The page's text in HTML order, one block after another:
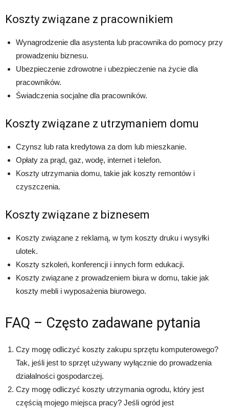
Koszty związane z pracownikiem
Wynagrodzenie dla asystenta lub pracownika do pomocy przy
prowadzeniu biznesu.
Ubezpieczenie zdrowotne i ubezpieczenie na życie dla
pracowników.
Świadczenia socjalne dla pracowników.
Koszty związane z utrzymaniem domu
Czynsz lub rata kredytowa za dom lub mieszkanie.
Opłaty za prąd, gaz, wodę, internet i telefon.
Koszty utrzymania domu, takie jak koszty remontów i
czyszczenia.
Koszty związane z biznesem
Koszty związane z reklamą, w tym koszty druku i wysyłki
ulotek.
Koszty szkoleń, konferencji i innych form edukacji.
Koszty związane z prowadzeniem biura w domu, takie jak
koszty mebli i wyposażenia biurowego.
FAQ – Często zadawane pytania
Czy mogę odliczyć koszty zakupu sprzętu komputerowego?
Tak, jeśli jest to sprzęt używany wyłącznie do prowadzenia
działalności gospodarczej.
Czy mogę odliczyć koszty utrzymania ogrodu, który jest
częścią mojego miejsca pracy? Jeśli ogród jest